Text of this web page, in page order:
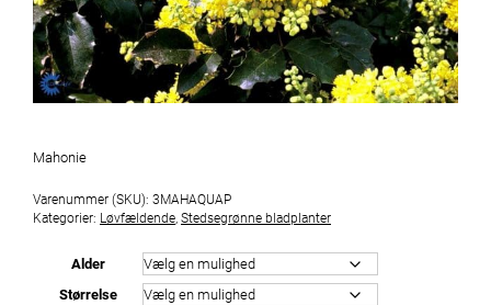
Mahonie
Varenummer (SKU): 3MAHAQUAP
Kategorier: Løvfældende Stedsegrønne bladplanter
Alder
Størrelse